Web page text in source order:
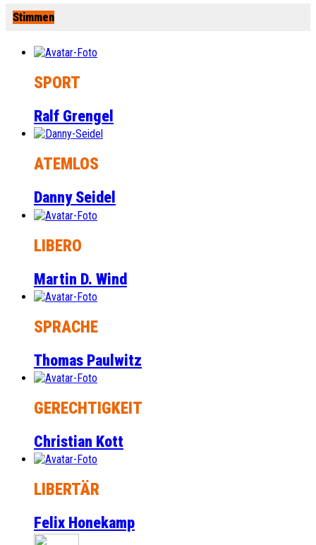
Stimmen
SPORT
Ralf Grengel
ATEMLOS
Danny Seidel
LIBERO
Martin D. Wind
SPRACHE
Thomas Paulwitz
GERECHTIGKEIT
Christian Kott
LIBERTÄR
Felix Honekamp